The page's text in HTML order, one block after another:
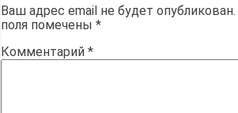
Ваш адрес email не будет опубликован.
поля помечены *
Комментарий *